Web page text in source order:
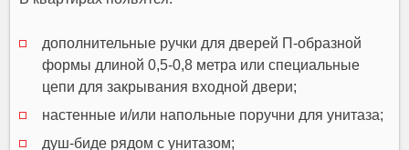
дополнительные ручки для дверей П-образной
формы длиной 0,5-0,8 метра или специальные
цепи для закрывания входной двери;
настенные и/или напольные поручни для унитаза;
душ-биде рядом с унитазом;